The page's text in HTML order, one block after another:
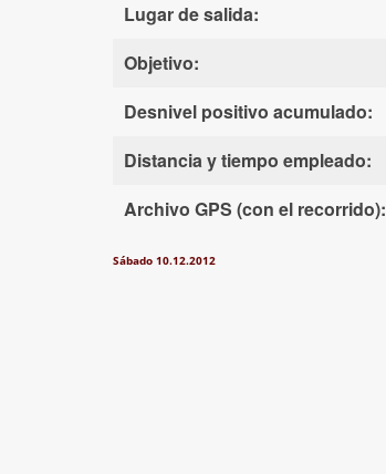
Lugar de salida:
Objetivo:
Desnivel positivo acumulado:
Distancia y tiempo empleado:
Archivo GPS (con el recorrido):
Sábado 10.12.2012